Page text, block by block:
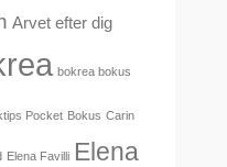
Arvet efter dig
bokrea bokus
Pocket Bokus Carin
Elena Favilli Elena